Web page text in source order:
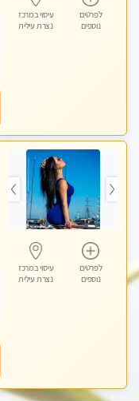
לפרטים
נוספים
עיסוי במרכז
נצרת עילית
לפרטים
נוספים
עיסוי במרכז
נצרת עילית